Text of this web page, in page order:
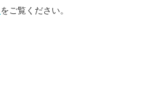
をご覧ください。